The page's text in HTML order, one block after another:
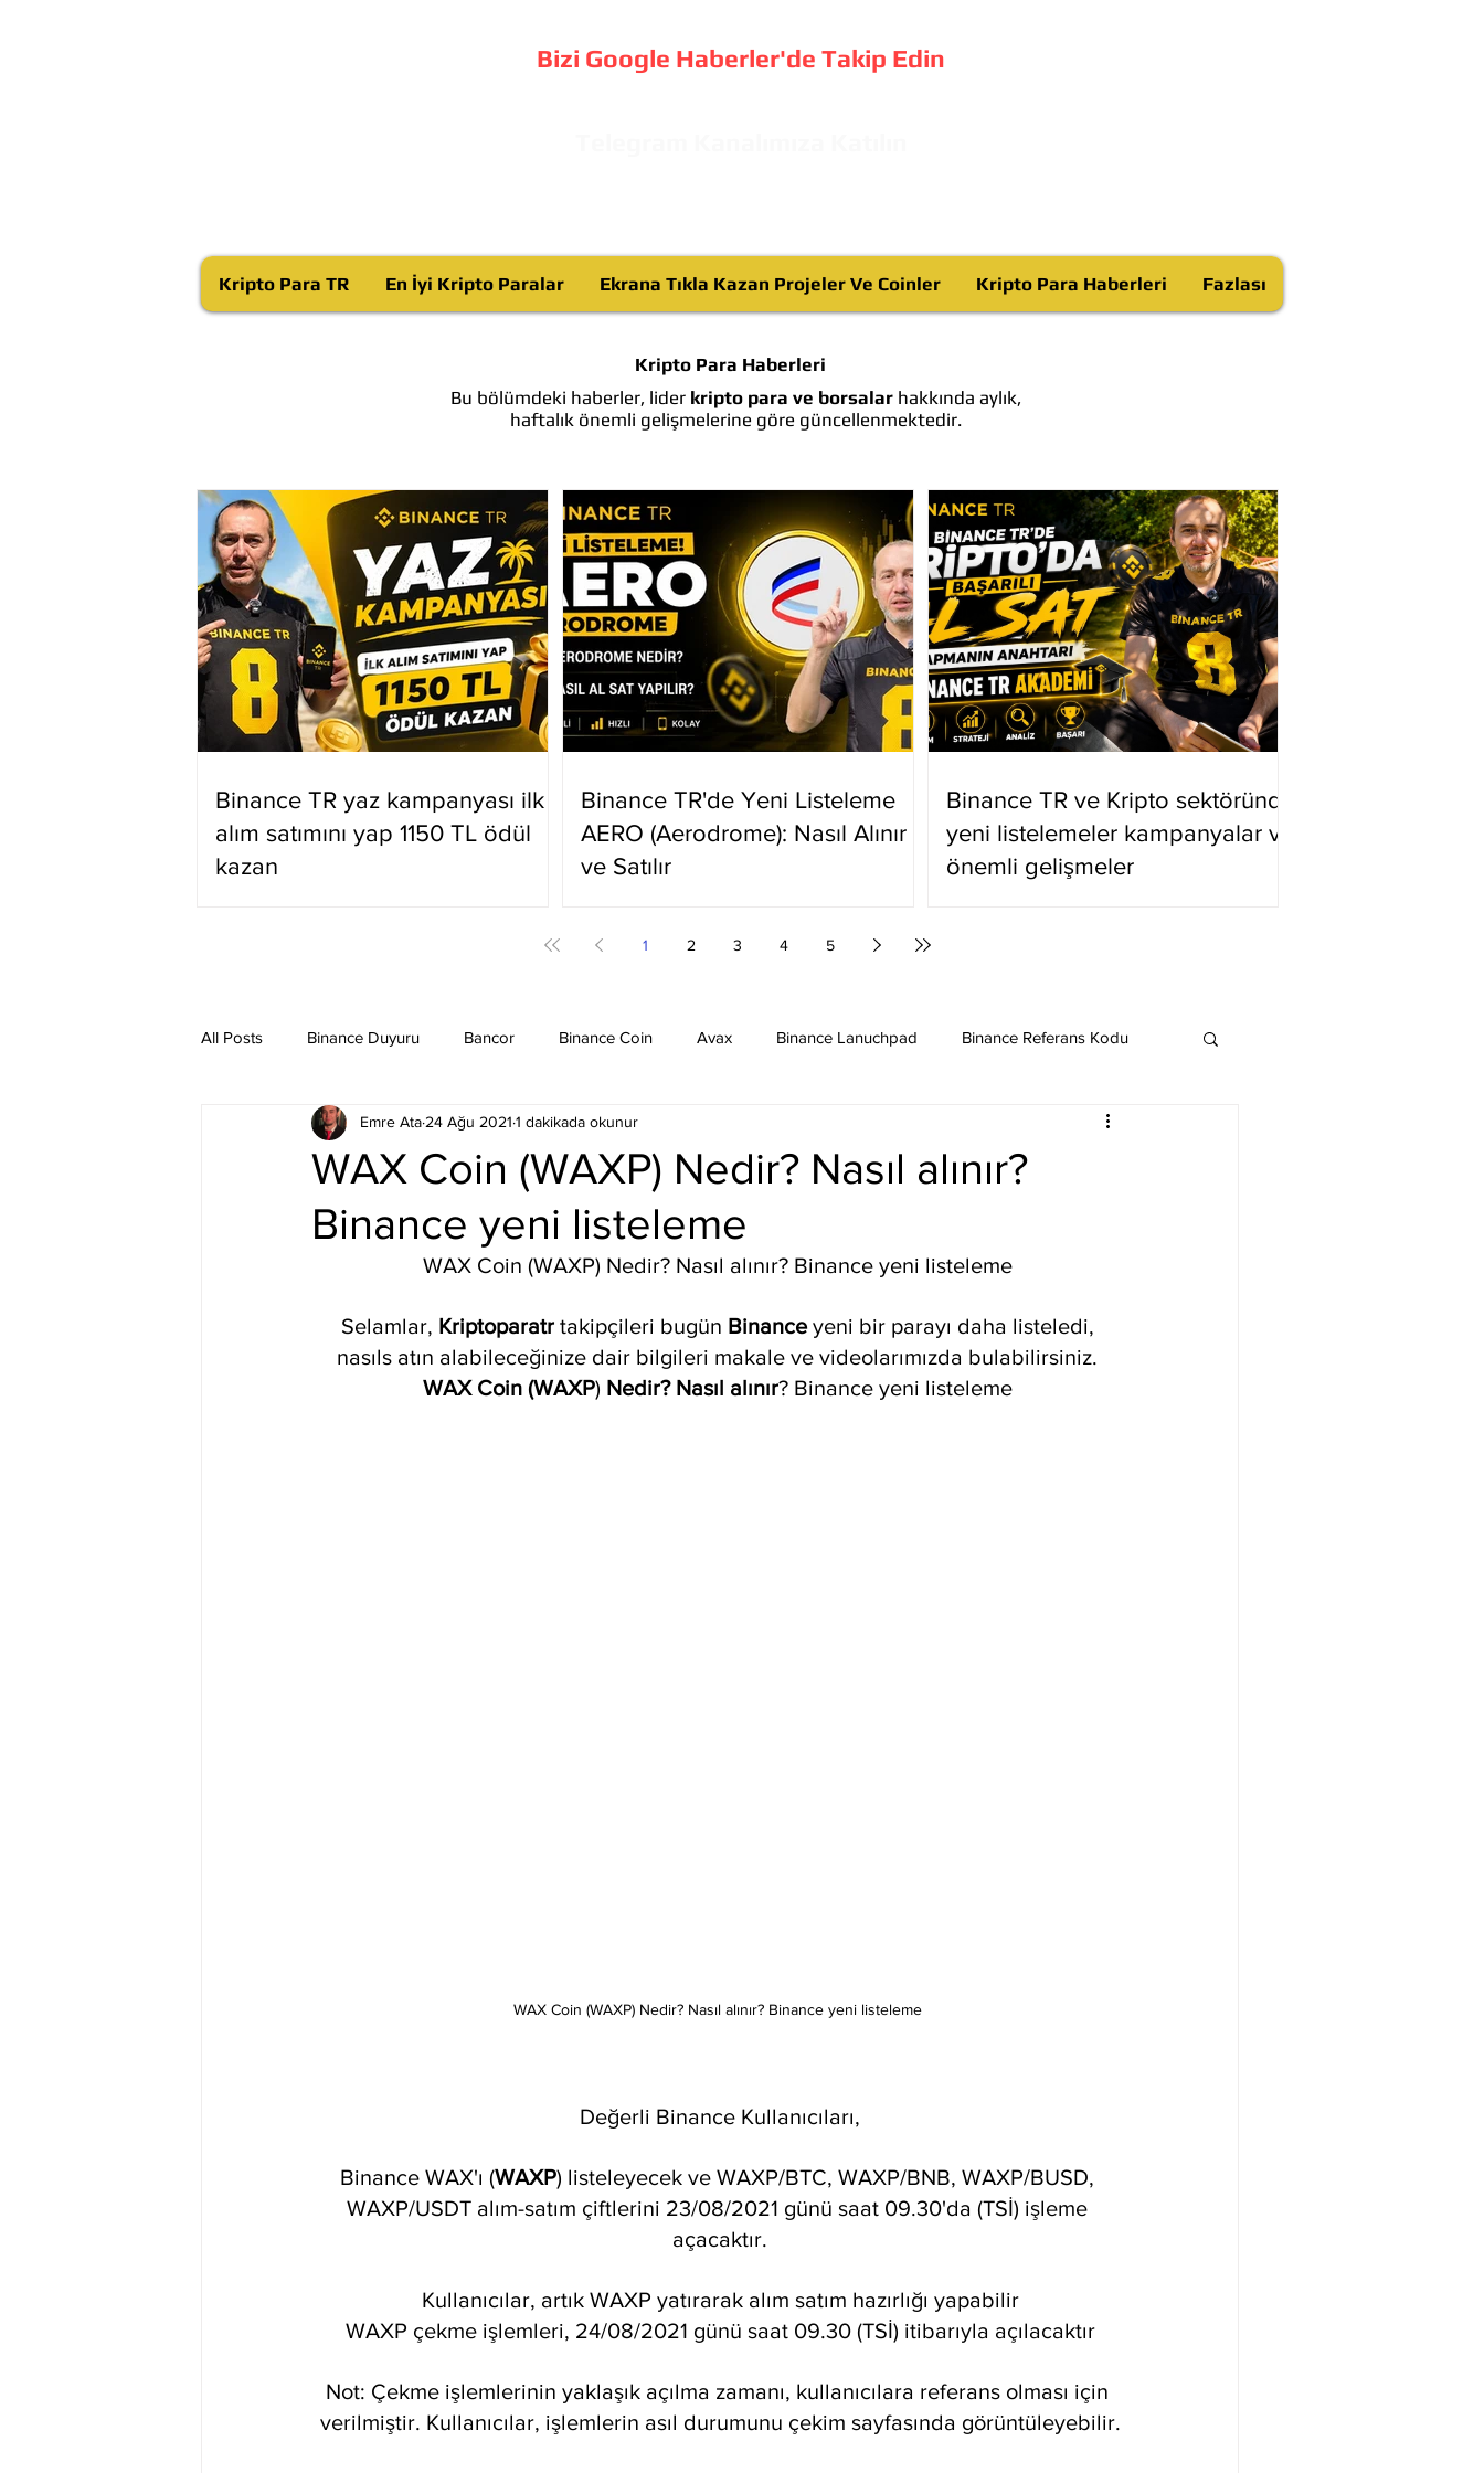
Bizi Google Haberler'de Takip Edin
Kripto Para TR En İyi Kripto Paralar Ekrana Tıkla Kazan Projeler Ve Coinler Kripto Para Haberleri Fazlası
Kripto Para Haberleri
Bu bölümdeki haberler, lider kripto para ve borsalarhakkında aylık,
haftalık önemli gelişmelerine göre güncellenmektedir.
Binance TR yaz kampanyası ilk
alım satımını yap 1150 TL ödül
kazan
Binance TR'de Yeni Listeleme
AERO (Aerodrome): Nasıl Alınır
ve Satılır
Binance TR ve Kripto sektöründe
yeni listelemeler kampanyalar ve
önemli gelişmeler
1 2 3 4 5
All Posts Binance Duyuru Bancor Binance Coin Avax Binance Lanuchpad Binance Referans Kodu
Binance Taraftar Token Bitcoin Bitcoin Sv
Bittorent Coin Chiliz Compound Dai Dash
WAX Coin (WAXP) Nedir? Nasıl alınır?
Binance yeni listeleme
Emre Ata 24 Ağu 2021 1 dakikada okunur
WAX Coin (WAXP) Nedir? Nasıl alınır? Binance yeni listeleme
Selamlar, Kriptoparatr takipçileri bugün Binance yeni bir parayı daha listeledi,
nasıls atın alabileceğinize dair bilgileri makale ve videolarımızda bulabilirsiniz.
WAX Coin (WAXP) Nedir? Nasıl alınır? Binance yeni listeleme
WAX Coin (WAXP) Nedir? Nasıl alınır? Binance yeni listeleme
Değerli Binance Kullanıcıları,
Binance WAX'ı (WAXP) listeleyecek ve WAXP/BTC, WAXP/BNB, WAXP/BUSD,
WAXP/USDT alım-satım çiftlerini 23/08/2021 günü saat 09.30'da (TSİ) işleme
açacaktır.
Kullanıcılar, artık WAXP yatırarak alım satım hazırlığı yapabilir
WAXP çekme işlemleri, 24/08/2021 günü saat 09.30 (TSİ) itibarıyla açılacaktır
Not: Çekme işlemlerinin yaklaşık açılma zamanı, kullanıcılara referans olması için
verilmiştir. Kullanıcılar, işlemlerin asıl durumunu çekim sayfasında görüntüleyebilir.